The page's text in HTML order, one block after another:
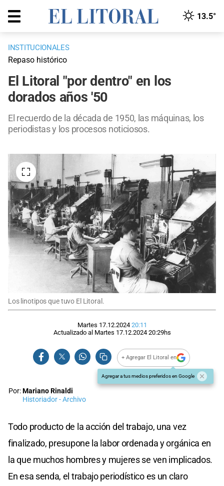
13.5°
INSTITUCIONALES
Repaso histórico
El Litoral "por dentro" en los
dorados años '50
El recuerdo de la década de 1950, las máquinas, los
periodistas y los procesos noticiosos.
Los linotipos que tuvo El Litoral.
Martes 17.12.2024 20:11
Actualizado al Martes 17.12.2024 20:29hs
+ Agregar El Litoral en
Agregar a tus medios preferidos en Google
Por:Mariano Rinaldi
Historiador - Archivo
Todo producto de la acción del trabajo, una vez
finalizado, presupone la labor ordenada y orgánica en
la que muchos hombres y mujeres se ven implicados.
En esa senda, el trabajo periodístico es un claro